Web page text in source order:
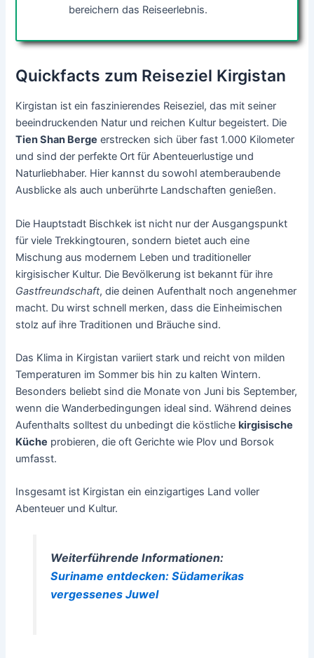
bereichern das Reiseerlebnis.
Quickfacts zum Reiseziel Kirgistan
Kirgistan ist ein faszinierendes Reiseziel, das mit seiner
beeindruckenden Natur und reichen Kultur begeistert. Die
Tien Shan Berge erstrecken sich über fast 1.000 Kilometer
und sind der perfekte Ort für Abenteuerlustige und
Naturliebhaber. Hier kannst du sowohl atemberaubende
Ausblicke als auch unberührte Landschaften genießen.
Die Hauptstadt Bischkek ist nicht nur der Ausgangspunkt
für viele Trekkingtouren, sondern bietet auch eine
Mischung aus modernem Leben und traditioneller
kirgisischer Kultur. Die Bevölkerung ist bekannt für ihre
Gastfreundschaft, die deinen Aufenthalt noch angenehmer
macht. Du wirst schnell merken, dass die Einheimischen
stolz auf ihre Traditionen und Bräuche sind.
Das Klima in Kirgistan variiert stark und reicht von milden
Temperaturen im Sommer bis hin zu kalten Wintern.
Besonders beliebt sind die Monate von Juni bis September,
wenn die Wanderbedingungen ideal sind. Während deines
Aufenthalts solltest du unbedingt die köstlichekirgisische
Küche probieren, die oft Gerichte wie Plov und Borsok
umfasst.
Insgesamt ist Kirgistan ein einzigartiges Land voller
Abenteuer und Kultur.
Weiterführende Informationen:
Suriname entdecken: Südamerikas
vergessenes Juwel